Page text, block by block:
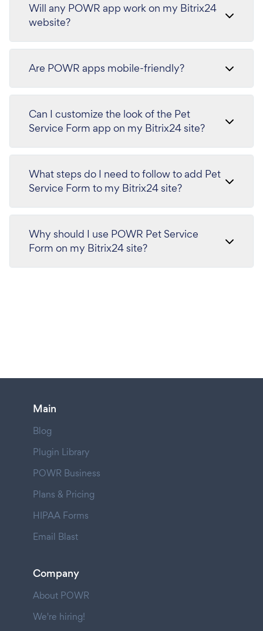
Will any POWR app work on my Bitrix24
website?
Are POWR apps mobile-friendly?
Can I customize the look of the Pet
Service Form app on my Bitrix24 site?
What steps do I need to follow to add Pet
Service Form to my Bitrix24 site?
Why should I use POWR Pet Service
Form on my Bitrix24 site?
Main
Blog
Plugin Library
POWR Business
Plans & Pricing
HIPAA Forms
Email Blast
Company
About POWR
We're hiring!